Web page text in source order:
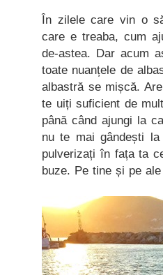
În zilele care vin o
care e treaba, cum
de-astea. Dar acum
toate nuanțele de
albastră se mișcă.
te uiți suficient de
până când ajungi la
nu te mai gândești
pulverizați în fața ta
buze. Pe tine și pe